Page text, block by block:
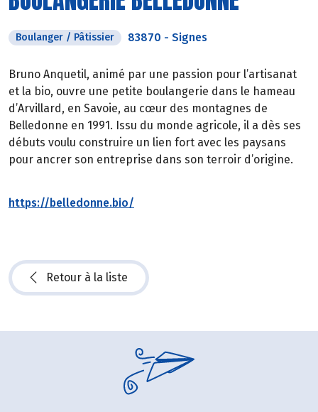
Boulanger / Pâtissier 83870 - Signes
Bruno Anquetil, animé par une passion pour l’artisanat
et la bio, ouvre une petite boulangerie dans le hameau
d’Arvillard, en Savoie, au cœur des montagnes de
Belledonne en 1991. Issu du monde agricole, il a dès ses
débuts voulu construire un lien fort avec les paysans
pour ancrer son entreprise dans son terroir d’origine.
https://belledonne.bio/
Retour à la liste